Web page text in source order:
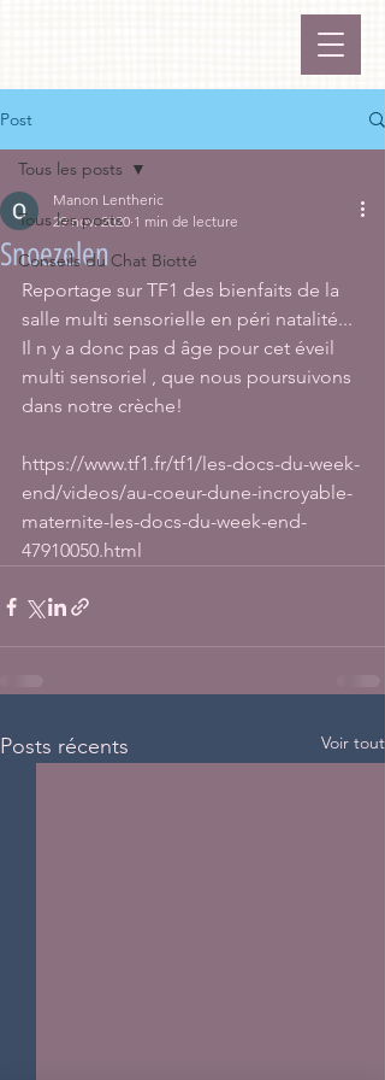
Post
Tous les posts
Conseils du Chat Biotté
Tous les posts
Snoezelen
Manon Lentheric
29 nov. 2020 1 min de lecture
Reportage sur TF1 des bienfaits de la
salle multi sensorielle en péri natalité...
Il n y a donc pas d âge pour cet éveil
multi sensoriel , que nous poursuivons
dans notre crèche!
https://www.tf1.fr/tf1/les-docs-du-week-
end/videos/au-coeur-dune-incroyable-
maternite-les-docs-du-week-end-
47910050.html
Posts récents Voir tout